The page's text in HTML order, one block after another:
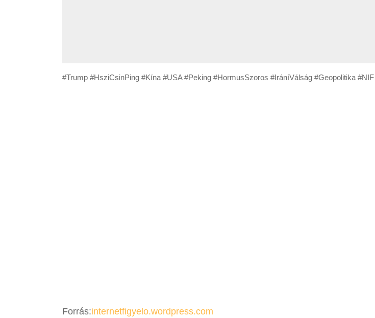
#Trump #HsziCsinPing #Kína #USA #Peking #HormusSzoros #IráníVálság #Geopolitika #NIF
Forrás:internetfigyelo.wordpress.com